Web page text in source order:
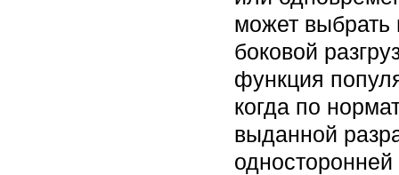
может выбрать
боковой
функция
когда по
выданной
односторонней